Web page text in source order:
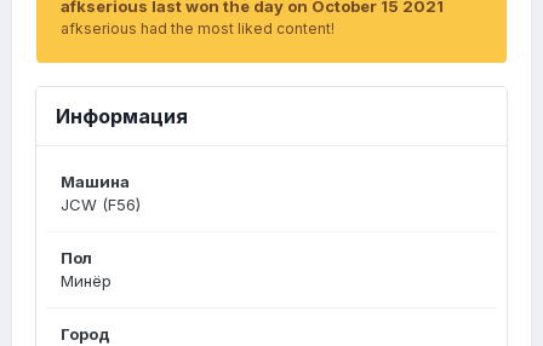
afkserious last won the day on October 15 2021
afkserious had the most liked content!
Информация
Машина
JCW (F56)
Пол
Минёр
Город